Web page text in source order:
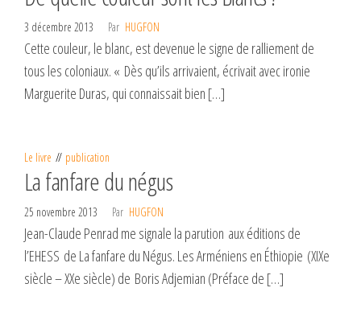
3 décembre 2013 Par HUGFON
Cette couleur, le blanc, est devenue le signe de ralliement de
tous les coloniaux. « Dès qu’ils arrivaient, écrivait avec ironie
Marguerite Duras, qui connaissait bien […]
Le livre publication
La fanfare du négus
25 novembre 2013 Par HUGFON
Jean-Claude Penrad me signale la parution aux éditions de
l’EHESS de La fanfare du Négus. Les Arméniens en Éthiopie (XIXe
siècle – XXe siècle) de Boris Adjemian (Préface de […]